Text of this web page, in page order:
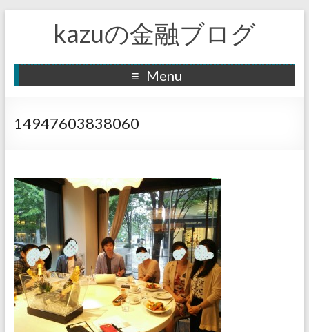
kazuの金融ブログ
Menu
14947603838060